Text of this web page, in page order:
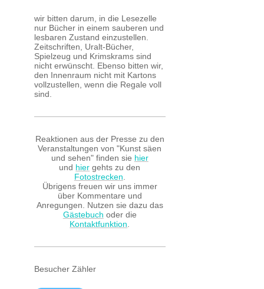
wir bitten darum, in die Lesezelle
nur Bücher in einem sauberen und
lesbaren Zustand einzustellen.
Zeitschriften, Uralt-Bücher,
Spielzeug und Krimskrams sind
nicht erwünscht. Ebenso bitten wir,
den Innenraum nicht mit Kartons
vollzustellen, wenn die Regale voll
sind.
Reaktionen aus der Presse zu den
Veranstaltungen von "Kunst säen
und sehen" finden sie hier
und hier gehts zu den
Fotostrecken
Übrigens freuen wir uns immer
über Kommentare und
Anregungen. Nutzen sie dazu das
Gästebuch oder die
Kontaktfunktion
Besucher Zähler